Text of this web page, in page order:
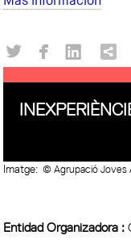
Imatge: © Agrupació Joves
Entidad Organizadora :